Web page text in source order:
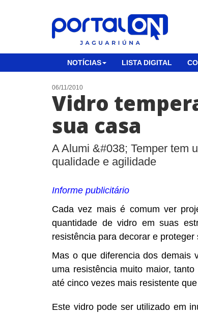
NOTÍCIAS LISTA DIGITAL
06/11/2010
Vidro
sua casa
A Alumi &#038; Temper tem
qualidade e agilidade
Informe publicitário
Cada vez mais é comum ver
quantidade de vidro em suas
resistência para decorar e
Mas o que diferencia dos demais
uma resistência muito maior,
até cinco vezes mais resistente
Este vidro pode ser utilizado em